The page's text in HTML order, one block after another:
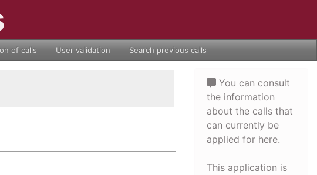
of calls User validation Search previous calls
You can consult
the information
about the calls that
can currently be
applied for here.
This application is